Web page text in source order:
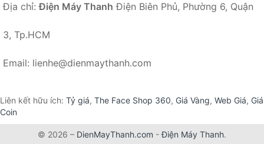
Địa chỉ:Điện Máy Thanh Điện Biên Phủ, Phường 6, Quận
3, Tp.HCM
Email: lienhe@dienmaythanh.com
Liên kết hữu ích: Tỷ giá, The Face Shop 360, Giá Vàng, Web Giá, Giá
Coin
© 2026 – DienMayThanh.com -Điện Máy Thanh.